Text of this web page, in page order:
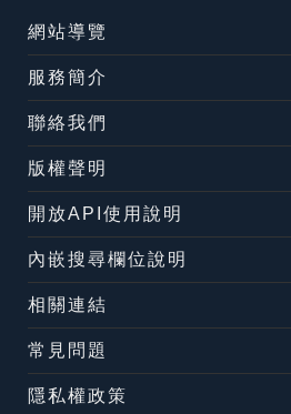
網站導覽
服務簡介
聯絡我們
版權聲明
開放API使用說明
內嵌搜尋欄位說明
相關連結
常見問題
隱私權政策